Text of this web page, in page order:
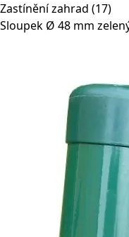
Zastínění zahrad (17)
Sloupek Ø 48 mm